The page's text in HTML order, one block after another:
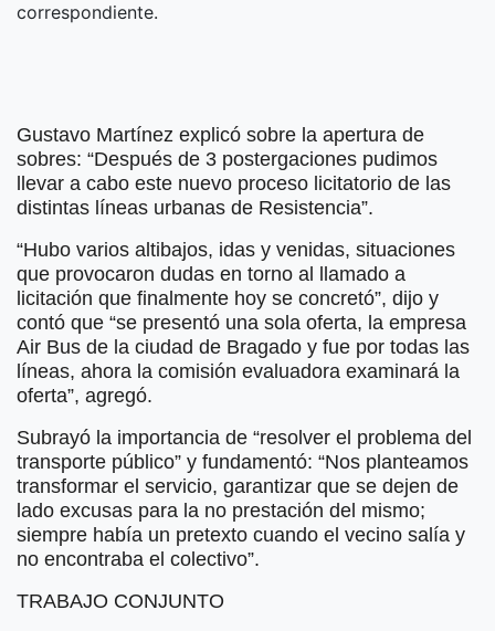
correspondiente.
Gustavo Martínez explicó sobre la apertura de
sobres: “Después de 3 postergaciones pudimos
llevar a cabo este nuevo proceso licitatorio de las
distintas líneas urbanas de Resistencia”.
“Hubo varios altibajos, idas y venidas, situaciones
que provocaron dudas en torno al llamado a
licitación que finalmente hoy se concretó”, dijo y
contó que “se presentó una sola oferta, la empresa
Air Bus de la ciudad de Bragado y fue por todas las
líneas, ahora la comisión evaluadora examinará la
oferta”, agregó.
Subrayó la importancia de “resolver el problema del
transporte público” y fundamentó: “Nos planteamos
transformar el servicio, garantizar que se dejen de
lado excusas para la no prestación del mismo;
siempre había un pretexto cuando el vecino salía y
no encontraba el colectivo”.
TRABAJO CONJUNTO